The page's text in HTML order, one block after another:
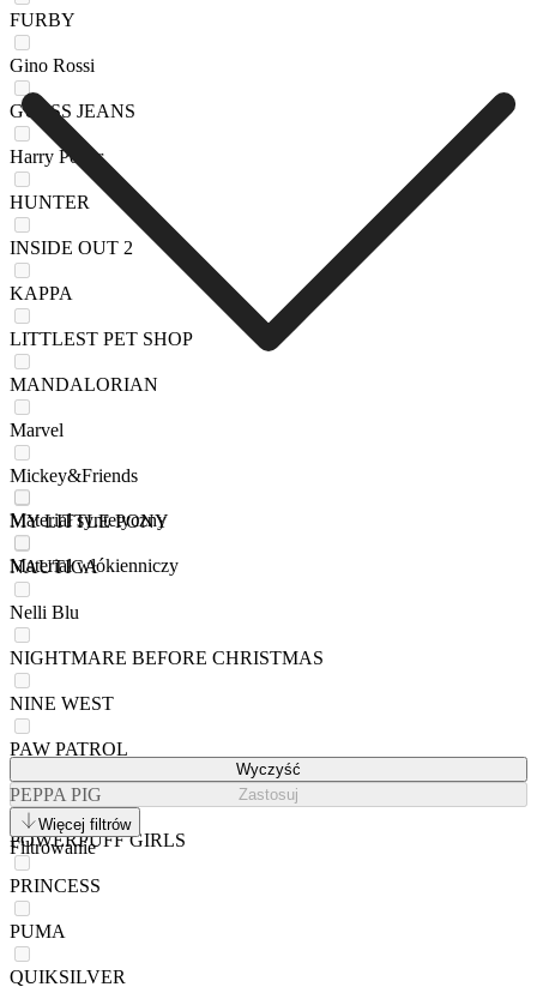
FURBY
Gino Rossi
GUESS JEANS
Harry Potter
HUNTER
INSIDE OUT 2
KAPPA
LITTLEST PET SHOP
MANDALORIAN
Marvel
Mickey&Friends
MY LITTLE PONY
NAUTICA
Nelli Blu
NIGHTMARE BEFORE CHRISTMAS
NINE WEST
PAW PATROL
PEPPA PIG
POWERPUFF GIRLS
PRINCESS
PUMA
QUIKSILVER
Materiał syntetyczny
Materiał włókienniczy
Wyczyść
Zastosuj
Więcej filtrów
Filtrowanie